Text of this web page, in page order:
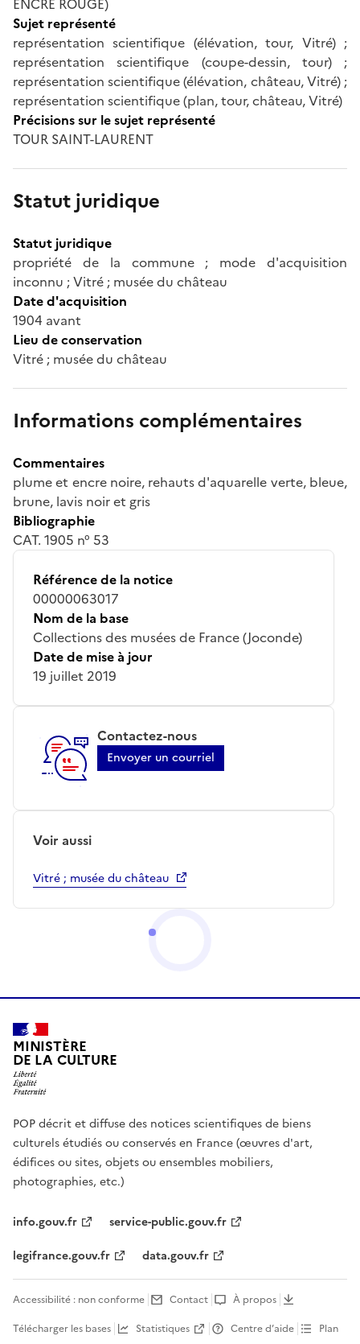
Sujet représenté
représentation scientifique (élévation, tour, Vitré) ;
représentation scientifique (coupe-dessin, tour) ;
représentation scientifique (élévation, château, Vitré) ;
représentation scientifique (plan, tour, château, Vitré)
Précisions sur le sujet représenté
TOUR SAINT-LAURENT
Statut juridique
Statut juridique
propriété de la commune ; mode d'acquisition
inconnu ; Vitré ; musée du château
Date d'acquisition
1904 avant
Lieu de conservation
Vitré ; musée du château
Informations complémentaires
Commentaires
plume et encre noire, rehauts d'aquarelle verte, bleue,
brune, lavis noir et gris
Bibliographie
CAT. 1905 n° 53
Référence de la notice
00000063017
Nom de la base
Collections des musées de France (Joconde)
Date de mise à jour
19 juillet 2019
Contactez-nous
Envoyer un courriel
Voir aussi
Vitré ; musée du château
MINISTÈRE
DE LA CULTURE
POP décrit et diffuse des notices scientifiques de biens
culturels étudiés ou conservés en France (œuvres d'art,
édifices ou sites, objets ou ensembles mobiliers,
photographies, etc.)
info.gouv.fr
service-public.gouv.fr
legifrance.gouv.fr
data.gouv.fr
Accessibilité : non conforme Contact
À propos
Télécharger les bases
Statistiques Centre d’aide Plan